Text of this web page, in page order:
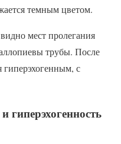
темным цветом.
мест пролегания
трубы. После
гиперэхогенным, с
гиперэхогенность